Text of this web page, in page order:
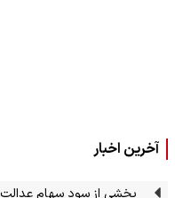
آخرین اخبار
بخشی از سود سهام عدالت ۱۴۰۴ تا هفته دولت واریز می‌شود